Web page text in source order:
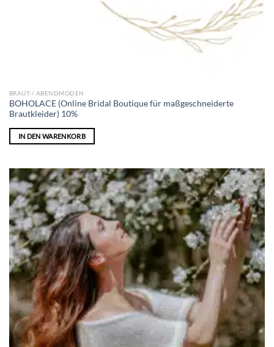
BRAUT-/ ABENDMODEN
BOHOLACE (Online Bridal Boutique für maßgeschneiderte
Brautkleider) 10%
IN DEN WARENKORB